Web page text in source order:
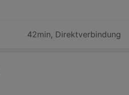
42min, Direktverbindung